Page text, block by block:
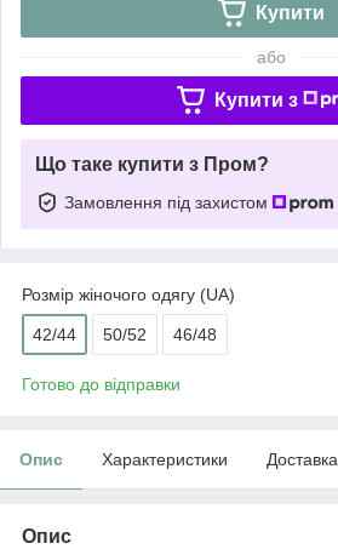
Купити
або
Купити з
Що таке купити з Пром?
Замовлення під захистом
Розмір жіночого одягу (UA)
42/44 50/52 46/48
Готово до відправки
Опис Характеристики Доставка
Опис